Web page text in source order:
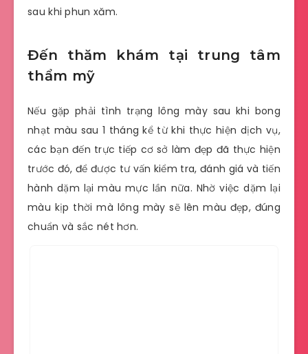
sau khi phun xăm.
Đến thăm khám tại trung tâm
thẩm mỹ
Nếu gặp phải tình trạng lông mày sau khi bong
nhạt màu sau 1 tháng kể từ khi thực hiện dịch vụ,
các bạn đến trực tiếp cơ sở làm đẹp đã thực hiện
trước đó, để được tư vấn kiểm tra, đánh giá và tiến
hành dặm lại màu mực lần nữa. Nhờ việc dặm lại
màu kịp thời mà lông mày sẽ lên màu đẹp, đúng
chuẩn và sắc nét hơn.